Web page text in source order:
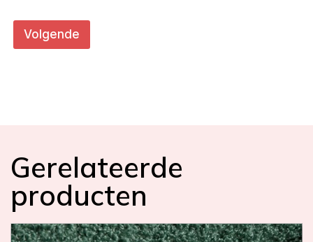
n
(
i
n
Volgende
Gerelateerde
producten